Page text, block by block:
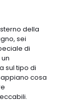
della
sei
di
sul tipo di
cosa